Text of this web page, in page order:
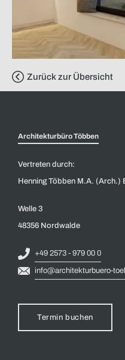
Zurück zur Übersicht
Architekturbüro Többen
Vertreten durch:
Henning Többen M.A. (Arch.)
Welle 3
48356 Nordwalde
+49 2573 - 979 00 0
info@architekturbuero-
Termin buchen